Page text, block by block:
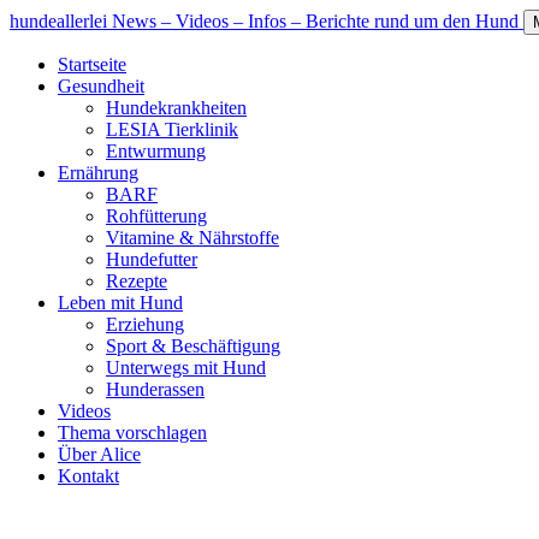
hundeallerlei News – Videos – Infos – Berichte rund um den Hund
Startseite
Gesundheit
Hundekrankheiten
LESIA Tierklinik
Entwurmung
Ernährung
BARF
Rohfütterung
Vitamine & Nährstoffe
Hundefutter
Rezepte
Leben mit Hund
Erziehung
Sport & Beschäftigung
Unterwegs mit Hund
Hunderassen
Videos
Thema vorschlagen
Über Alice
Kontakt